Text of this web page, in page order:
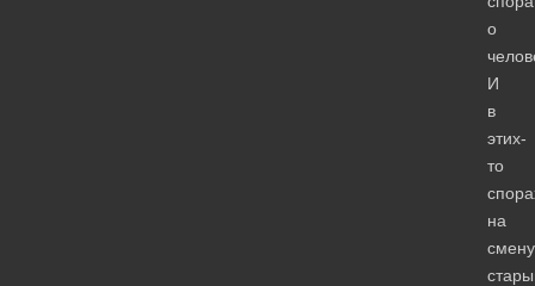
о
И
в
этих-
то
на
смену